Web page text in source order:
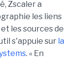
Zscaler a
les liens
les sources de
s'appuie sur la
. « En